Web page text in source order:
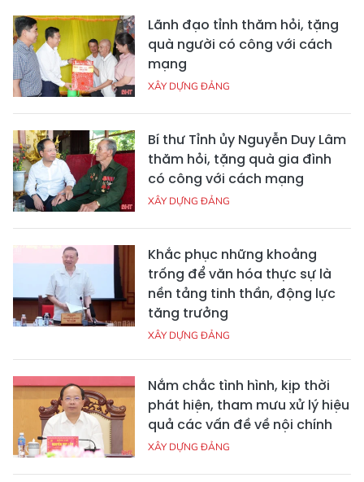
Lãnh đạo tỉnh thăm hỏi, tặng
quà người có công với cách
mạng
XÂY DỰNG ĐẢNG
Bí thư Tỉnh ủy Nguyễn Duy Lâm
thăm hỏi, tặng quà gia đình
có công với cách mạng
XÂY DỰNG ĐẢNG
Khắc phục những khoảng
trống để văn hóa thực sự là
nền tảng tinh thần, động lực
tăng trưởng
XÂY DỰNG ĐẢNG
Nắm chắc tình hình, kịp thời
phát hiện, tham mưu xử lý hiệu
quả các vấn đề về nội chính
XÂY DỰNG ĐẢNG